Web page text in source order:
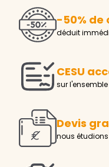
-50% de
déduit
CESU
sur
Devis
nous